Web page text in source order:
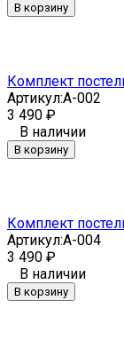
В корзину
Комплект
Артикул:A-002
3 490 ₽
В наличии
В корзину
Комплект
Артикул:A-004
3 490 ₽
В наличии
В корзину